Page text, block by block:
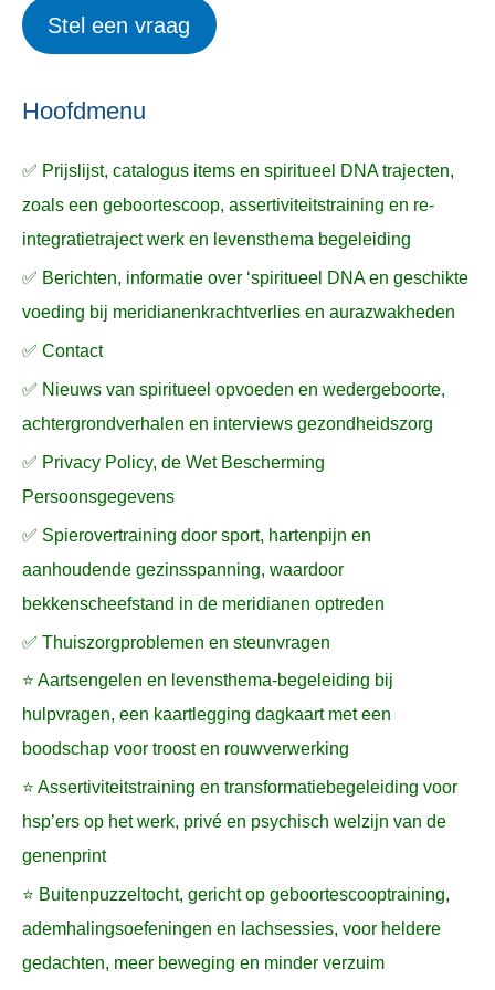
e
n
k
a
r
:
Stel een vraag
Hoofdmenu
✅ Prijslijst, catalogus items en spiritueel DNA trajecten,
zoals een geboortescoop, assertiviteitstraining en re-
integratietraject werk en levensthema begeleiding
✅ Berichten, informatie over ‘spiritueel DNA en geschikte
voeding bij meridianenkrachtverlies en aurazwakheden
✅ Contact
✅ Nieuws van spiritueel opvoeden en wedergeboorte,
achtergrondverhalen en interviews gezondheidszorg
✅ Privacy Policy, de Wet Bescherming
Persoonsgegevens
✅ Spierovertraining door sport, hartenpijn en
aanhoudende gezinsspanning, waardoor
bekkenscheefstand in de meridianen optreden
✅ Thuiszorgproblemen en steunvragen
⭐ Aartsengelen en levensthema-begeleiding bij
hulpvragen, een kaartlegging dagkaart met een
boodschap voor troost en rouwverwerking
⭐ Assertiviteitstraining en transformatiebegeleiding voor
hsp’ers op het werk, privé en psychisch welzijn van de
genenprint
⭐ Buitenpuzzeltocht, gericht op geboortescooptraining,
ademhalingsoefeningen en lachsessies, voor heldere
gedachten, meer beweging en minder verzuim
p
n